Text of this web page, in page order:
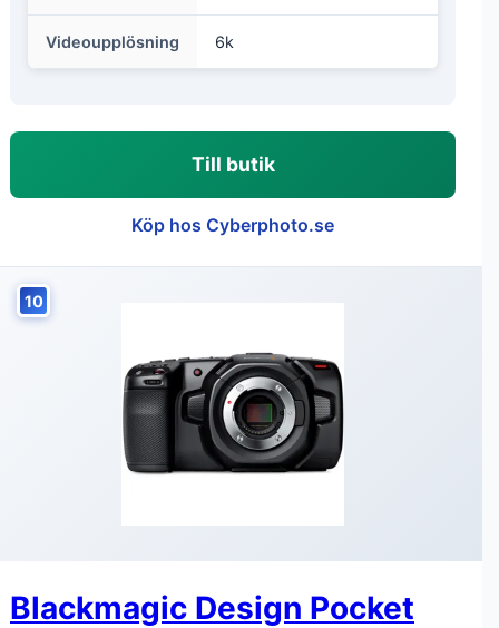
Videoupplösning 6k
Till butik
Köp hos Cyberphoto.se
10
Blackmagic Design Pocket